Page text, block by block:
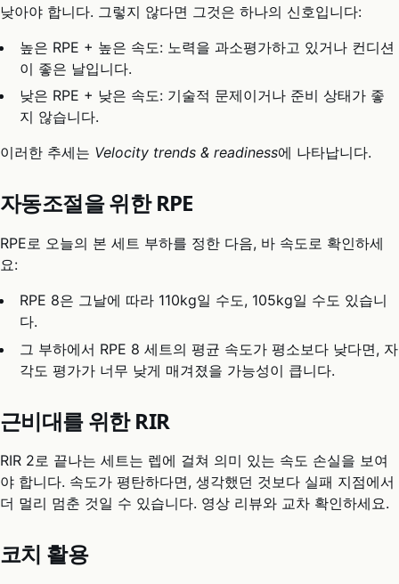
낮아야 합니다. 그렇지 않다면 그것은 하나의 신호입니다:
높은 RPE + 높은 속도: 노력을 과소평가하고 있거나 컨디션
이 좋은 날입니다.
낮은 RPE + 낮은 속도: 기술적 문제이거나 준비 상태가 좋
지 않습니다.
이러한 추세는 Velocity trends & readiness에 나타납니다.
자동조절을 위한 RPE
RPE로 오늘의 본 세트 부하를 정한 다음, 바 속도로 확인하세
요:
RPE 8은 그날에 따라 110kg일 수도, 105kg일 수도 있습니
다.
그 부하에서 RPE 8 세트의 평균 속도가 평소보다 낮다면, 자
각도 평가가 너무 낮게 매겨졌을 가능성이 큽니다.
근비대를 위한 RIR
RIR 2로 끝나는 세트는 렙에 걸쳐 의미 있는 속도 손실을 보여
야 합니다. 속도가 평탄하다면, 생각했던 것보다 실패 지점에서
더 멀리 멈춘 것일 수 있습니다. 영상 리뷰와 교차 확인하세요.
코치 활용